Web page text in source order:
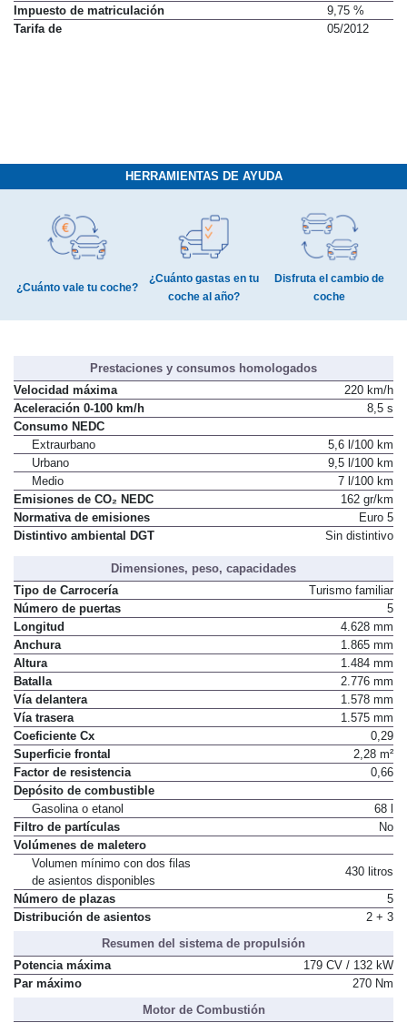
Impuesto de matriculación
9,75 %
Tarifa de
05/2012
HERRAMIENTAS DE AYUDA
¿Cuánto vale tu coche?
¿Cuánto gastas en tu
coche al año?
Disfruta el cambio de
coche
Prestaciones y consumos homologados
Velocidad máxima
220 km/h
Aceleración 0-100 km/h
8,5 s
Consumo NEDC
Extraurbano
5,6 l/100 km
Urbano
9,5 l/100 km
Medio
7 l/100 km
Emisiones de CO₂ NEDC
162 gr/km
Normativa de emisiones
Euro 5
Distintivo ambiental DGT
Sin distintivo
Dimensiones, peso, capacidades
Tipo de Carrocería
Turismo familiar
Número de puertas
5
Longitud
4.628 mm
Anchura
1.865 mm
Altura
1.484 mm
Batalla
2.776 mm
Vía delantera
1.578 mm
Vía trasera
1.575 mm
Coeficiente Cx
0,29
Superficie frontal
2,28 m²
Factor de resistencia
0,66
Depósito de combustible
Gasolina o etanol
68 l
Filtro de partículas
No
Volúmenes de maletero
Volumen mínimo con dos filas
de asientos disponibles
430 litros
Número de plazas
5
Distribución de asientos
2 + 3
Resumen del sistema de propulsión
Potencia máxima
179 CV / 132 kW
Par máximo
270 Nm
Motor de Combustión